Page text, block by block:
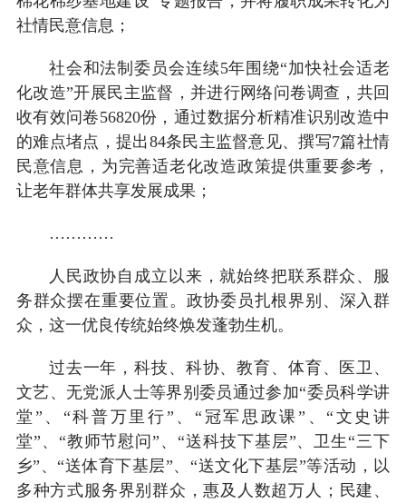
社情民意信息；
社会和法制委员会连续5年围绕“加快社会适老
化改造”开展民主监督，并进行网络问卷调查，共回
收有效问卷56820份，通过数据分析精准识别改造中
的难点堵点，提出84条民主监督意见、撰写7篇社情
民意信息，为完善适老化改造政策提供重要参考，
让老年群体共享发展成果；
…………
人民政协自成立以来，就始终把联系群众、服
务群众摆在重要位置。政协委员扎根界别、深入群
众，这一优良传统始终焕发蓬勃生机。
过去一年，科技、科协、教育、体育、医卫、
文艺、无党派人士等界别委员通过参加“委员科学讲
堂”、“科普万里行”、“冠军思政课”、“文史讲
堂”、“教师节慰问”、“送科技下基层”、卫生“三下
乡”、“送体育下基层”、“送文化下基层”等活动，以
多种方式服务界别群众，惠及人数超万人；民建、